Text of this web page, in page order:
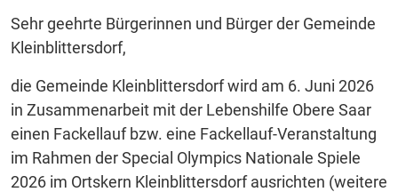
Sehr geehrte Bürgerinnen und Bürger der Gemeinde
Kleinblittersdorf,
die Gemeinde Kleinblittersdorf wird am 6. Juni 2026
in Zusammenarbeit mit der Lebenshilfe Obere Saar
einen Fackellauf bzw. eine Fackellauf-Veranstaltung
im Rahmen der Special Olympics Nationale Spiele
2026 im Ortskern Kleinblittersdorf ausrichten (weitere